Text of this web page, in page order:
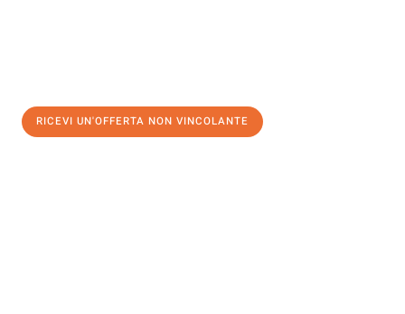
RICEVI UN'OFFERTA NON VINCOLANTE